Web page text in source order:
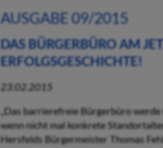
AUSGABE 09/2015
DAS BÜRGERBÜRO AM
ERFOLGSGESCHICHTE!
23.02.2015
„Das barrierefreie Bürgerbüro
wenn nicht mal konkrete
Hersfelds Bürgermeister Thomas